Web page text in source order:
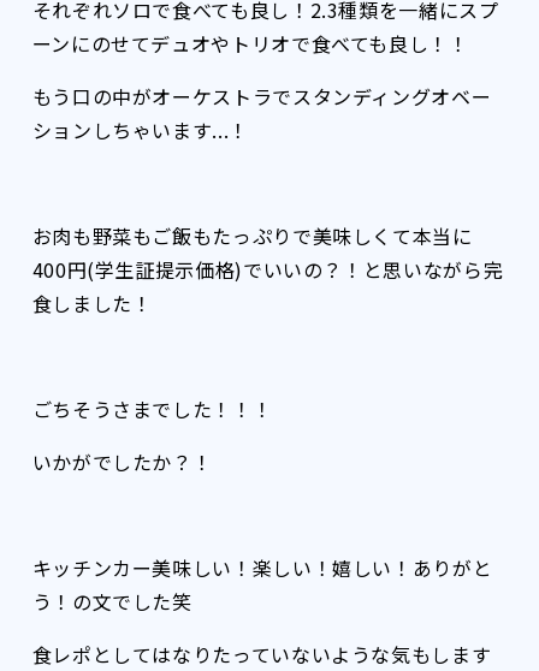
それぞれソロで食べても良し！2.3種類を一緒にスプ
ーンにのせてデュオやトリオで食べても良し！！
もう口の中がオーケストラでスタンディングオベー
ションしちゃいます...！
お肉も野菜もご飯もたっぷりで美味しくて本当に
400円(学生証提示価格)でいいの？！と思いながら完
食しました！
ごちそうさまでした！！！
いかがでしたか？！
キッチンカー美味しい！楽しい！嬉しい！ありがと
う！の文でした笑
食レポとしてはなりたっていないような気もします